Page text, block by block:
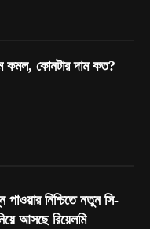
কমল, কোনটার দাম কত?
পাওয়ার নিশ্চিতে নতুন সি-
আসছে রিয়েলমি